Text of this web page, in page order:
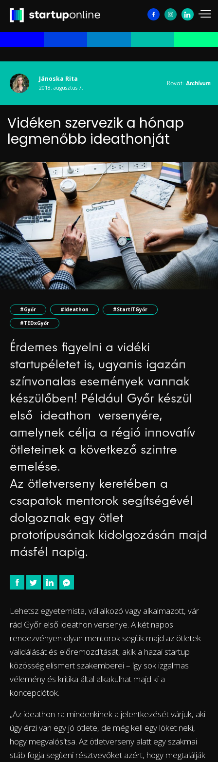
Jánoska Rita
2018. augusztus 7.
Rovat: Archívum
Vidéken szervezik a hónap
legmenőbb ideathonját
#Győr #Ideathon
#StartITGyőr
#TEDxGyőr
Érdemes figyelni a vidéki
startupéletet is, ugyanis igazán
színvonalas események vannak
készülőben! Például Győr készül
első ideathon versenyére,
amelynek célja a régió innovatív
ötleteinek a következő szintre
emelése.
Az ötletverseny keretében a
csapatok mentorok segítségévél
dolgoznak egy ötlet
prototípusának kidolgozásán majd
másfél napig.
Lehetsz egyetemista, vállalkozó vagy alkalmazott, vár
rád Győr első ideathon versenye. A két napos
rendezvényen olyan mentorok segítik majd az ötletek
validálását és előremozdítását, akik a hazai startup
közösség elismert szakemberei – így sok izgalmas
vélemény és kritika által alkakulhat majd ki a
koncepciótok.
„Az ideathon-ra mindenkinek a jelentkezését várjuk, aki
úgy érzi van egy jó ötlete, de még kell egy löket neki,
hogy megvalósítsa. Az ötletverseny alatt egy szakmai
stáb fogja segíteni résztvevőket azért, hogy megtalálják